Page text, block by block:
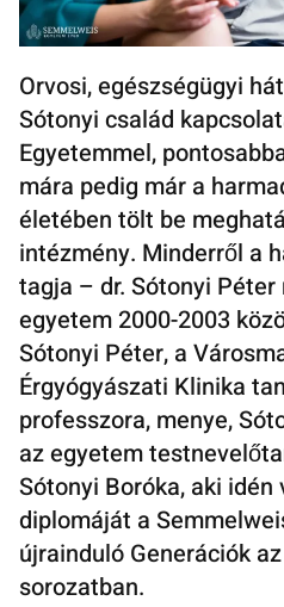
Orvosi, egészségügyi
Sótonyi család
Egyetemmel,
mára pedig már a
életében tölt be
intézmény. Minderről a
tagja – dr. Sótonyi
egyetem 2000-2003
Sótonyi Péter, a
Érgyógyászati Klinika
professzora, menye,
az egyetem
Sótonyi Boróka, aki
diplomáját a
újrainduló Generációk
sorozatban.